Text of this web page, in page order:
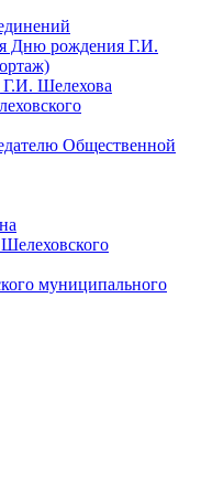
Дню рождения Г.И.
Г.И. Шелехова
Общественной
муниципального